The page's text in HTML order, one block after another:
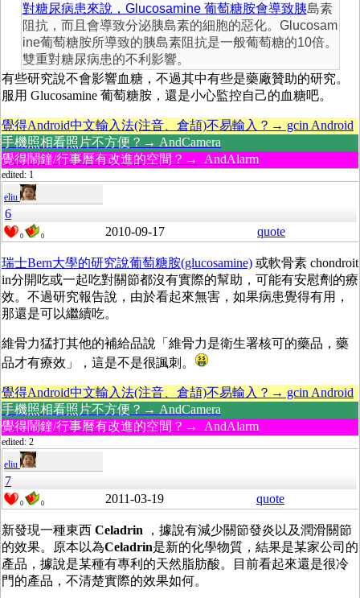
對糖尿病患來說，Glucosamine 葡萄糖胺會導致胰島素
阻抗，而且會導致分泌胰島素的細胞的惡化。Glucosam
ine葡萄糖胺所導致的胰島素阻抗是一般葡萄糖的10倍。
雙重對糖尿病患的不利影響。
有些研究說不會影響血糖，不過其中有些是藥廠贊助的研究。
服用 Glucosamine 葡萄糖胺，還是小心監控自己的血糖吧。
覺得Android中文輸入法(注音、倉頡)不易輸入？→ gcin Android
手機照相看照片不方便？→ AndCamera
覺得鬧鐘/行事曆有改進的空間？→ AndAlarm
edited: 1
eliu
6
0 0 2010-09-17 quote
瑞士Bern大學的研究說葡萄糖胺(glucosamine) 或軟骨素 chondroit
in分開吃或一起吃對關節都沒有實際的幫助，可能有安慰劑的療
效。不過研究報告說，由於看起來無害，如果病患覺得有用，
那還是可以繼續吃。
維骨力猛打其他的補給品說「維骨力是衛生署核可的藥品，藥
品才有療效」，這是不是很諷刺。
覺得Android中文輸入法(注音、倉頡)不易輸入？→ gcin Android
手機照相看照片不方便？→ AndCamera
覺得鬧鐘/行事曆有改進的空間？→ AndAlarm
edited: 2
eliu
7
0 0 2011-03-19 quote
新發現一種東西 Celadrin
，據說有減少關節發炎以及潤滑關節
的效果。原本以為Celadrin是新的化學物質，結果是某家公司的
產品，據說是某種有專利的天然脂肪酸。目前看起來還是很冷
門的產品，不清楚實際的效果如何。